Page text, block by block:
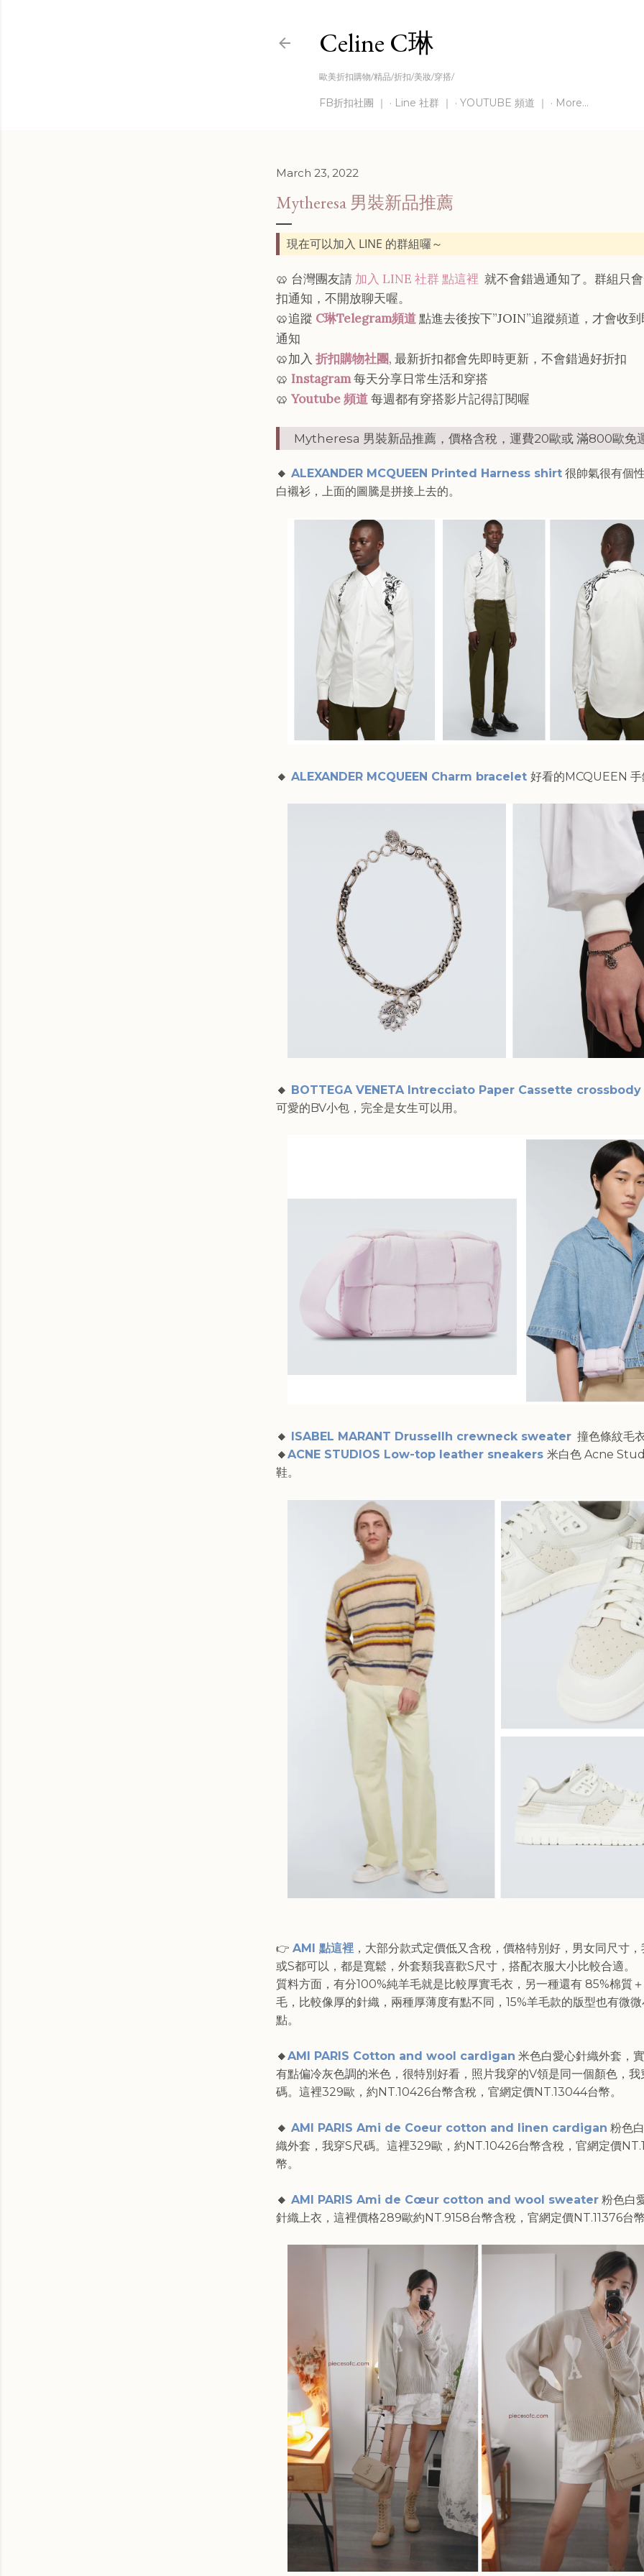
Celine C琳
歐美折扣購物/精品/折扣/美妝/穿搭/
FB折扣社團 ｜ Line 社群 ｜ YOUTUBE 頻道 ｜ More…
March 23, 2022
Mytheresa 男裝新品推薦
現在可以加入 LINE 的群組囉～
🥨 台灣團友請 加入 LINE 社群 點這裡 就不會錯過通知了。群組只
扣通知，不開放聊天喔。
🥨追蹤 C琳Telegram頻道點進去後按下”JOIN”追蹤頻道，才會收
通知
🥨加入 折扣購物社團, 最新折扣都會先即時更新，不會錯過好折扣
🥨 Instagram每天分享日常生活和穿搭
🥨 Youtube 頻道每週都有穿搭影片記得訂閱喔
Mytheresa 男裝新品推薦，價格含稅，運費20歐或 滿800歐免
🔸 ALEXANDER MCQUEEN Printed Harness shirt 很帥氣很有個
白襯衫，上面的圖騰是拼接上去的。
🔸 ALEXANDER MCQUEEN Charm bracelet 好看的MCQUEEN
🔸 BOTTEGA VENETA Intrecciato Paper Cassette
可愛的BV小包，完全是女生可以用。
🔸 ISABEL MARANT Drussellh crewneck sweater 撞色條紋毛
🔸ACNE STUDIOS Low-top leather sneakers 米白色 Acne
鞋。
👉 AMI 點這裡 ，大部分款式定價低又含稅，價格特別好，男女同尺寸
或S都可以，都是寬鬆，外套類我喜歡S尺寸，搭配衣服大小比較合適。
質料方面，有分100%純羊毛就是比較厚實毛衣，另一種還有 85%棉質
毛，比較像厚的針織，兩種厚薄度有點不同，15%羊毛款的版型也有微
點。
🔸AMI PARIS Cotton and wool cardigan 米色白愛心針織外套，
有點偏冷灰色調的米色，很特別好看，照片我穿的V領是同一個顏色，我
碼。這裡329歐，約NT.10426台幣含稅，官網定價NT.13044台幣。
🔸 AMI PARIS Ami de Coeur cotton and linen cardigan 粉色
織外套，我穿S尺碼。這裡329歐，約NT.10426台幣含稅，官網定價
幣。
🔸 AMI PARIS Ami de Cœur cotton and wool sweater 粉色白
針織上衣，這裡價格289歐約NT.9158台幣含稅，官網定價NT.11376台